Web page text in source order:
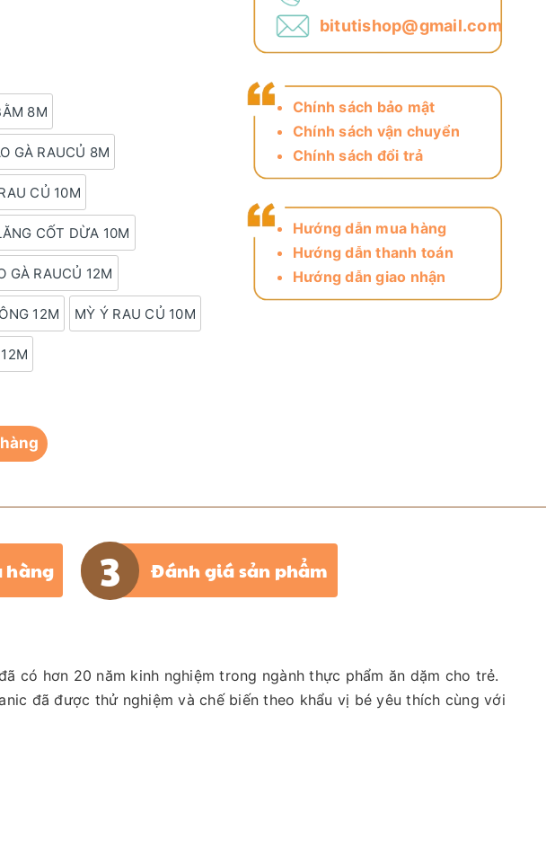
8M
GÀ RAUCỦ 8M
CỦ 10M
CỐT DỪA 10M
GÀ RAUCỦ 12M
12M MỲ Ý RAU CỦ 10M
bitutishop@gmail.com
Chính sách bảo mật
Chính sách vận chuyển
Chính sách đổi trả
Hướng dẫn mua hàng
Hướng dẫn thanh toán
Hướng dẫn giao nhận
hàng Đánh giá sản phẩm
có hơn 20 năm kinh nghiệm trong ngành thực phẩm ăn dặm cho trẻ.
đã được thử nghiệm và chế biến theo khẩu vị bé yêu thích cùng với